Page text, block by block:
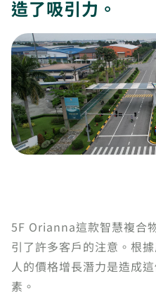
造了吸引力。
5F Orianna這款智慧複合
引了許多客戶的注意。根
人的價格增長潛力是造成
素。